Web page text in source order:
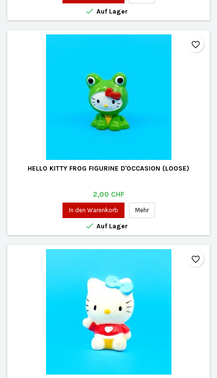
 Auf Lager
HELLO KITTY FROG FIGURINE D'OCCASION (LOOSE)
Preis
2,00 CHF
In den Warenkorb Mehr
 Auf Lager
favorite_border
favorite_border